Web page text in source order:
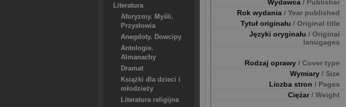
Literatura
Aforyzmy. Myśli.
Przysłowia
Anegdoty. Dowcipy
Antologie.
Almanachy
Dramat
Książki dla dzieci i
młodzieży
Literatura religijna
Wydawca / Publisher
Rok wydania / Year published
Tytuł originału / Original title
Języki oryginału / Original
lanugages
Rodzaj oprawy / Cover type
Wymiary / Size
Liczba stron / Pages
Ciężar/ Weight